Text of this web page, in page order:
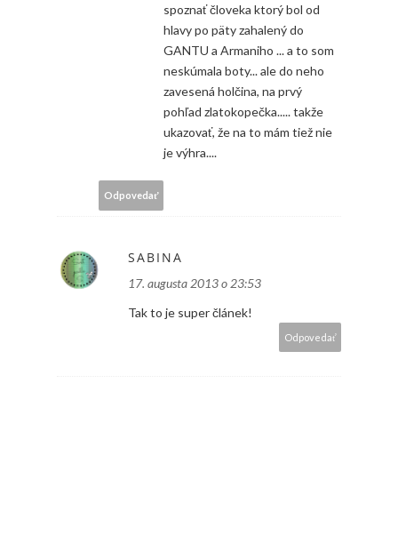
spoznať človeka ktorý bol od
hlavy po päty zahalený do
GANTU a Armaniho ... a to som
neskúmala boty... ale do neho
zavesená holčina, na prvý
pohľad zlatokopečka..... takže
ukazovať, že na to mám tiež nie
je výhra....
Odpovedať
SABINA
17. augusta 2013 o 23:53
Tak to je super článek!
Odpovedať